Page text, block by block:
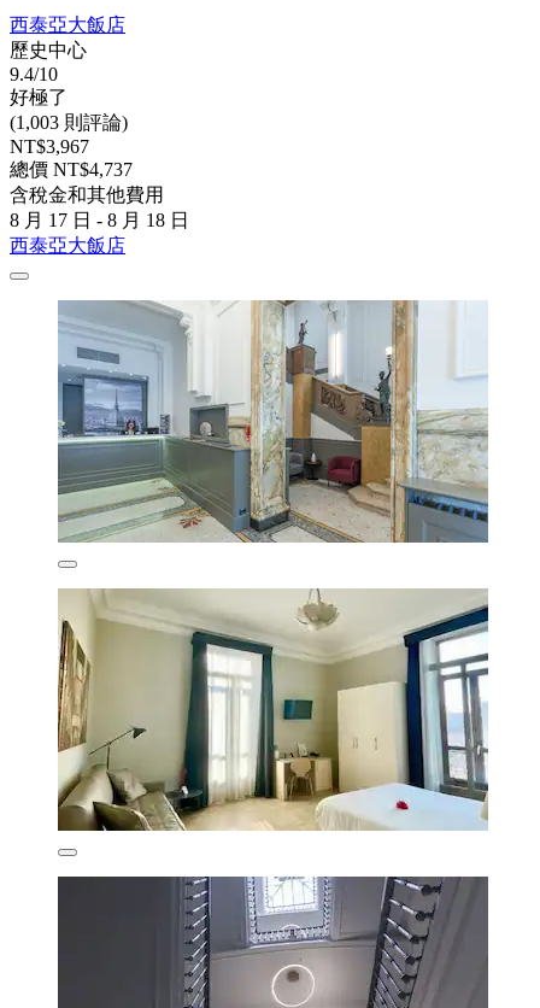
西泰亞大飯店
歷史中心
9.4/10
好極了
(1,003 則評論)
NT$3,967
總價 NT$4,737
含稅金和其他費用
8 月 17 日 - 8 月 18 日
西泰亞大飯店